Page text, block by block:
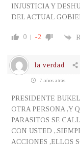
INJUSTICIA Y
DEL ACTUAL
0 -2
la verdad
7 años atrás
PRESIDENTE
OTRA PERSONA ,Y
PARASITOS SE
CON USTED
ACCIONES ,ELLOS